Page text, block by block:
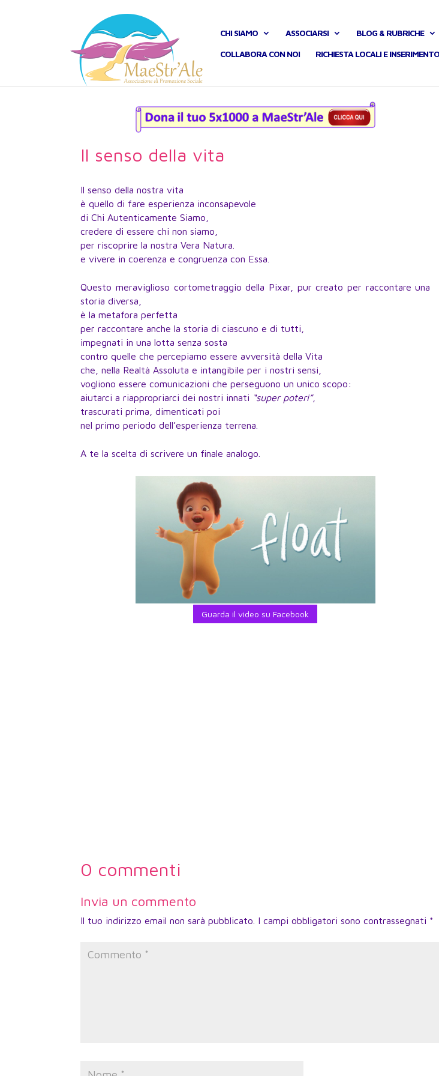
CHI SIAMO ASSOCIARSI BLOG & RUBRICHE
COLLABORA CON NOI RICHIESTA LOCALI E
Il senso della vita
Il senso della nostra vita
è quello di fare esperienza inconsapevole
di Chi Autenticamente Siamo,
credere di essere chi non siamo,
per riscoprire la nostra Vera Natura.
e vivere in coerenza e congruenza con Essa.
Questo meraviglioso cortometraggio della Pixar, pur creato per raccontare una
storia diversa,
è la metafora perfetta
per raccontare anche la storia di ciascuno e di tutti,
impegnati in una lotta senza sosta
contro quelle che percepiamo essere avversità della Vita
che, nella Realtà Assoluta e intangibile per i nostri sensi,
vogliono essere comunicazioni che perseguono un unico scopo:
aiutarci a riappropriarci dei nostri innati “super poteri”,
trascurati prima, dimenticati poi
nel primo periodo dell’esperienza terrena.
A te la scelta di scrivere un finale analogo.
Guarda il video su Facebook
0 commenti
Invia un commento
Il tuo indirizzo email non sarà pubblicato. I campi obbligatori sono contrassegnati *